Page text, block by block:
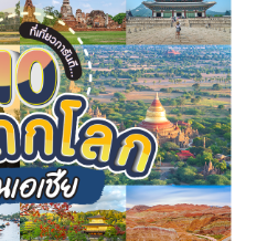
ากท่องเที่ยวทั่วทุกมุมโลก